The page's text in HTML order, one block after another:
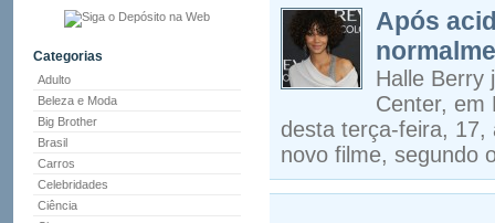
Categorias
Adulto
Beleza e Moda
Big Brother
Brasil
Carros
Celebridades
Ciência
Após
Halle Berry
Center, em
desta terça-feira, 17,
novo filme, segundo